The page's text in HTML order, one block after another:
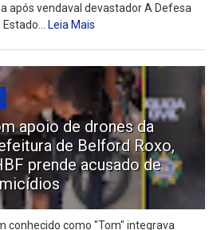
após vendaval devastador A Defesa
Estado...Leia Mais
apoio de drones da
de Belford Roxo,
prende acusado de
conhecido como "Tom" integrava